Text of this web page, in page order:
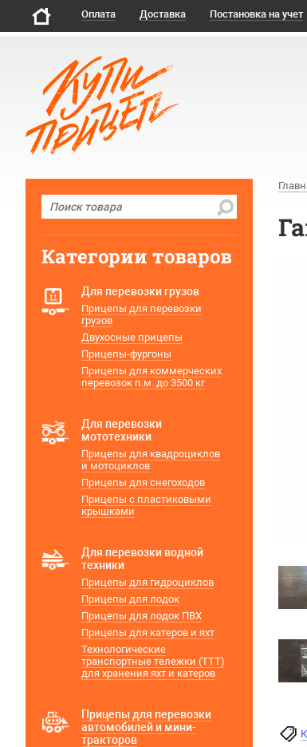
Оплата Доставка Постановка на учет
Категории товаров
Для перевозки грузов
Прицепы для перевозки
грузов
Двухосные прицепы
Прицепы-фургоны
Прицепы для коммерческих
перевозок п.м. до 3500 кг
Для перевозки
мототехники
Прицепы для квадроциклов
и мотоциклов
Прицепы для снегоходов
Прицепы с пластиковыми
крышками
Для перевозки водной
техники
Прицепы для гидроциклов
Прицепы для лодок
Прицепы для лодок ПВХ
Прицепы для катеров и яхт
Технологические
транспортные тележки (ТТТ)
для хранения яхт и катеров
Прицепы для перевозки
автомобилей и мини-
тракторов